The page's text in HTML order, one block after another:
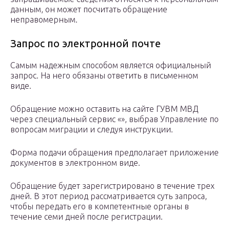
данным, он может посчитать обращение
неправомерным.
Запрос по электронной почте
Самым надежным способом является официальный
запрос. На него обязаны ответить в письменном
виде.
Обращение можно оставить на сайте ГУВМ МВД
через специальный сервис «», выбрав Управление по
вопросам миграции и следуя инструкции.
Форма подачи обращения предполагает приложение
документов в электронном виде.
Обращение будет зарегистрировано в течение трех
дней. В этот период рассматривается суть запроса,
чтобы передать его в компетентные органы в
течение семи дней после регистрации.